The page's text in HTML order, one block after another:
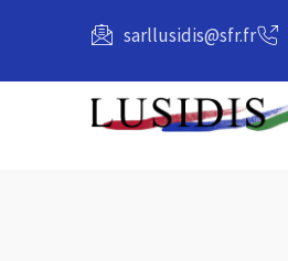
sarllusidis@sfr.fr